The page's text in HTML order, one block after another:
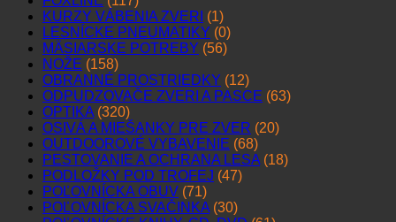
KURZY VÁBENIA ZVERI (1)
LESNÍCKE PNEUMATIKY (0)
MÄSIARSKE POTREBY (56)
NOŽE (158)
OBRANNÉ PROSTRIEDKY (12)
ODPUDZOVAČE ZVERI A PASCE (63)
OPTIKA (320)
OSIVÁ A MIEŠANKY PRE ZVER (20)
OUTDOOROVÉ VYBAVENIE (68)
PESTOVANIE A OCHRANA LESA (18)
PODLOŽKY POD TROFEJ (47)
POĽOVNÍCKA OBUV (71)
POĽOVNÍCKA SVAČINKA (30)